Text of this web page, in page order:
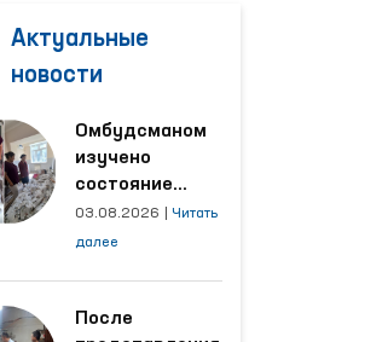
Актуальные
новости
Омбудсманом
изучено
состояние
женщины,
пострадавшей от
области
03.08.2026
Читать
далее
После